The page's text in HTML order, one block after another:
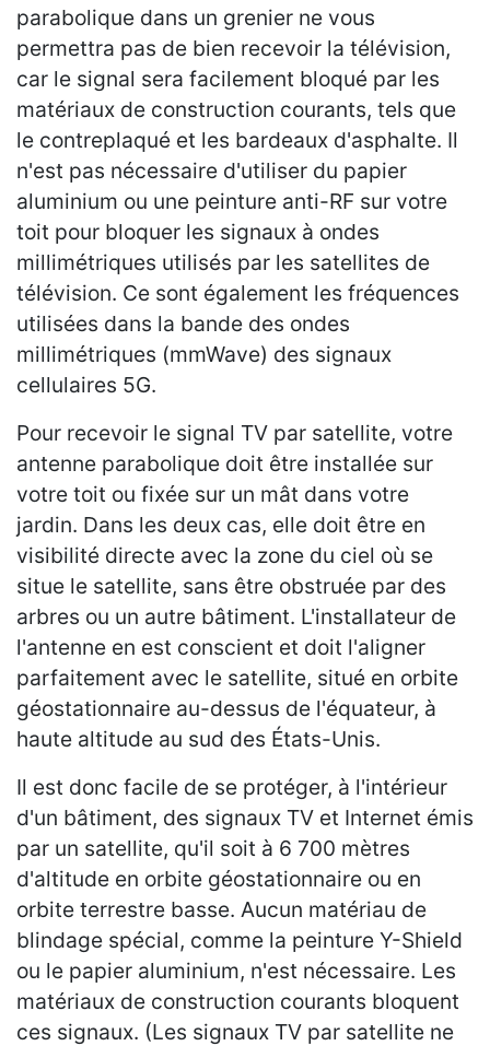
parabolique dans un grenier ne vous
permettra pas de bien recevoir la télévision,
car le signal sera facilement bloqué par les
matériaux de construction courants, tels que
le contreplaqué et les bardeaux d'asphalte. Il
n'est pas nécessaire d'utiliser du papier
aluminium ou une peinture anti-RF sur votre
toit pour bloquer les signaux à ondes
millimétriques utilisés par les satellites de
télévision. Ce sont également les fréquences
utilisées dans la bande des ondes
millimétriques (mmWave) des signaux
cellulaires 5G.
Pour recevoir le signal TV par satellite, votre
antenne parabolique doit être installée sur
votre toit ou fixée sur un mât dans votre
jardin. Dans les deux cas, elle doit être en
visibilité directe avec la zone du ciel où se
situe le satellite, sans être obstruée par des
arbres ou un autre bâtiment. L'installateur de
l'antenne en est conscient et doit l'aligner
parfaitement avec le satellite, situé en orbite
géostationnaire au-dessus de l'équateur, à
haute altitude au sud des États-Unis.
Il est donc facile de se protéger, à l'intérieur
d'un bâtiment, des signaux TV et Internet émis
par un satellite, qu'il soit à 6 700 mètres
d'altitude en orbite géostationnaire ou en
orbite terrestre basse. Aucun matériau de
blindage spécial, comme la peinture Y-Shield
ou le papier aluminium, n'est nécessaire. Les
matériaux de construction courants bloquent
ces signaux. (Les signaux TV par satellite ne